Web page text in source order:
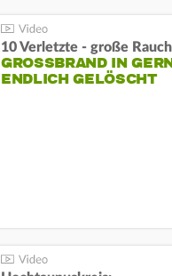
10 Verletzte - große
GROSSBRAND IN
NDLICH GELÖSCHT